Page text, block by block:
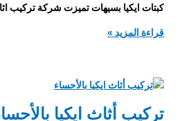
كبتات ايكيا بسيهات تميزت شركة تركيب
تركيب
بسيهات
قراءة المزيد »
تركيب أثاث ايكيا